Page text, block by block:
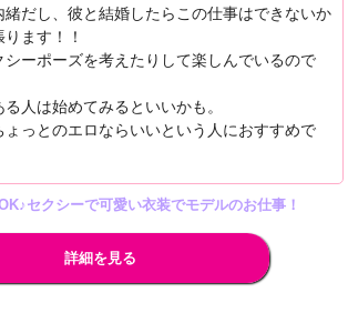
緒だし、彼と結婚したらこの仕事はできないか
ます！！
ーポーズを考えたりして楽しんでいるので
人は始めてみるといいかも。
ょっとのエロならいいという人におすすめで
セクシーで可愛い衣装でモデルのお仕事！
詳細を見る